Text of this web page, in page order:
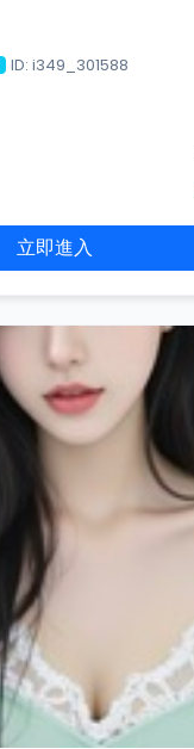
ID: i349_301588
立即進入